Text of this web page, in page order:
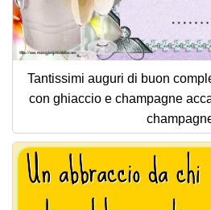
Tantissimi auguri di buon
con ghiaccio e champagne